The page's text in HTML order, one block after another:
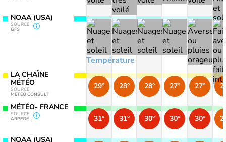
NOAA (USA)
SOURCE
GFS
LA CHAÎNE
MÉTÉO
SOURCE
METEO CONSULT
MÉTÉO- FRANCE
SOURCE
ARPEGE
NOAA (USA)
Température
29°
31°
28°
31°
28°
30°
27°
30°
27°
30°